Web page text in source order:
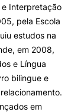
Interpretação
pela Escola
estudos na
em 2008,
e Língua
bilingue e
em